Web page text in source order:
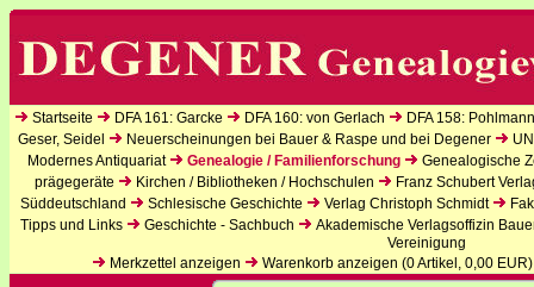
Startseite DFA 161: Garcke DFA 160: von Gerlach
DFA 158:
Geser, Seidel
Neuerscheinungen bei Bauer & Raspe und bei Degener
Modernes Antiquariat
Genealogie / Familienforschung
Genealogische
prägegeräte
Kirchen / Bibliotheken / Hochschulen
Franz Schubert
Süddeutschland
Schlesische Geschichte Verlag Christoph Schmidt
Tipps und Links
Geschichte - Sachbuch
Akademische Verlagsoffizin
Vereinigung
Merkzettel anzeigen
Warenkorb anzeigen (0Artikel, 0,00 EUR)